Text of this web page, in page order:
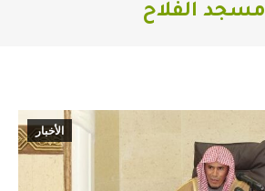
مسجد الفلاح
الأخبار